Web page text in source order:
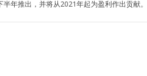
年推出，并将从2021年起为盈利作出贡献。